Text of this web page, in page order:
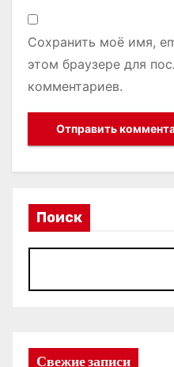
Сохранить моё имя,
этом браузере для
комментариев.
Поиск
Свежие записи